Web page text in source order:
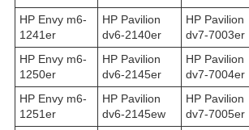
HP Envy m6-
1241er
HP Pavilion
dv6-2140er
HP Pavilion
dv7-7003er
HP Envy m6-
1250er
HP Pavilion
dv6-2145er
HP Pavilion
dv7-7004er
HP Envy m6-
1251er
HP Pavilion
dv6-2145ew
HP Pavilion
dv7-7005er